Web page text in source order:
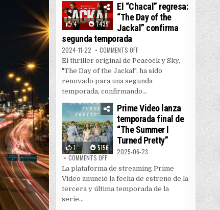
4 7439
El “Chacal” regresa:
“The Day of the
Jackal” confirma
segunda temporada
2024-11-22 COMMENTS OFFON EL “CHACAL” REGRESA:
El thriller original de Peacock y Sky,
"The Day of the Jackal", ha sido
renovado para una segunda
temporada, confirmando...
1 5156
Prime Video lanza
temporada final de
“The Summer I
Turned Pretty”
2025-06-23
COMMENTS OFFON PRIME VIDEO LANZA TEMPORADA FINAL
La plataforma de streaming Prime
Video anunció la fecha de estreno de la
tercera y última temporada de la
serie...